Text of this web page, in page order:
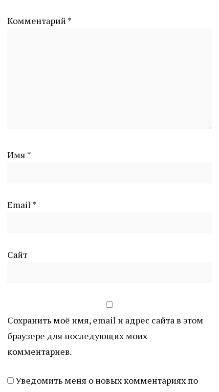
Комментарий *
Имя *
Email *
Сайт
Сохранить моё имя, email и адрес сайта в этом
браузере для последующих моих
комментариев.
Уведомить меня о новых комментариях по